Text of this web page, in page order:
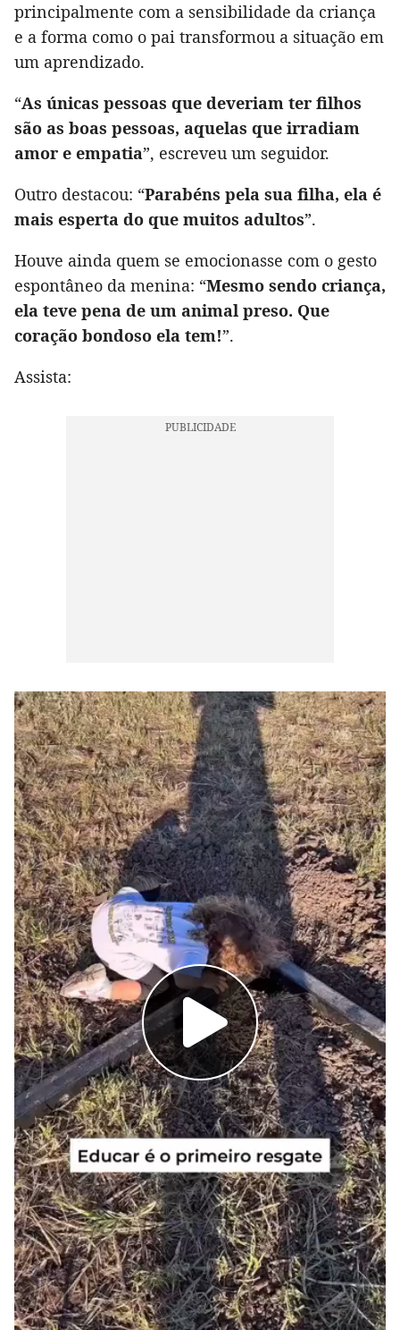
principalmente com a sensibilidade da criança
e a forma como o pai transformou a situação em
um aprendizado.
“As únicas pessoas que deveriam ter filhos
são as boas pessoas, aquelas que irradiam
amor e empatia”, escreveu um seguidor.
Outro destacou: “Parabéns pela sua filha, ela é
mais esperta do que muitos adultos”.
Houve ainda quem se emocionasse com o gesto
espontâneo da menina: “Mesmo sendo criança,
ela teve pena de um animal preso. Que
coração bondoso ela tem!”.
Assista: